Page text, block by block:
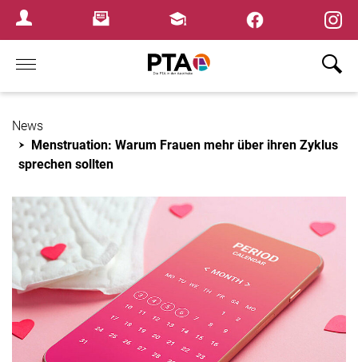
Login MenuNewsletterFortbildungen
Home
News
Menstruation: Warum Frauen mehr über ihren Zyklus
sprechen sollten
×